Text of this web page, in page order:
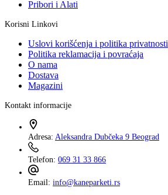
Pribori i Alati
Korisni Linkovi
Uslovi korišćenja i politika privatnosti
Politika reklamacija i povraćaja
O nama
Dostava
Magazini
Kontakt informacije
Adresa: Aleksandra Dubčeka 9 Beograd
Telefon: 069 31 33 866
Email: info@kaneparketi.rs